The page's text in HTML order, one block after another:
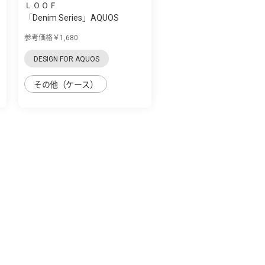
ＬＯＯＦ
「Denim Series」AQUOS
参考価格￥1,680
DESIGN FOR AQUOS
その他（ケース）